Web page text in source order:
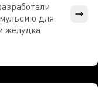
для
желудка